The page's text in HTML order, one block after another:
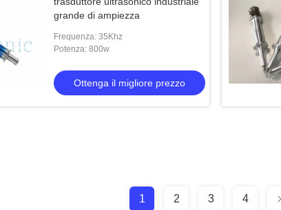
grande di ampiezza
Frequenza: 35Khz
Potenza: 800w
Ottenga il migliore prezzo
1 2 3 4